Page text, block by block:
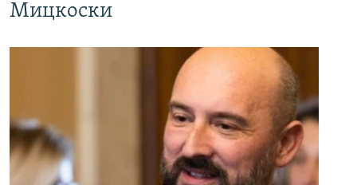
Мицкоски